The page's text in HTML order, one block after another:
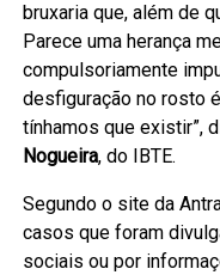
bruxaria que, além de
Parece uma herança
compulsoriamente
desfiguração no rosto
tínhamos que existir”,
Nogueira, do IBTE.
Segundo o site da
casos que foram
sociais ou por